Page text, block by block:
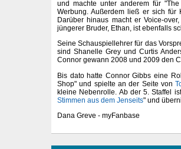
und machte unter anderem für
Werbung. Außerdem ließ er sich für
Darüber hinaus macht er Voice-
jüngerer Bruder, Ethan, ist ebenfalls
Seine Schauspiellehrer für das
sind Shanelle Grey und Curtis
Connor gewann 2008 und 2009 den
Bis dato hatte Connor Gibbs eine
Shop" und spielte an der Seite von
kleine Nebenrolle. Ab der 5. Staffel
Stimmen aus dem Jenseits" und
Dana Greve - myFanbase